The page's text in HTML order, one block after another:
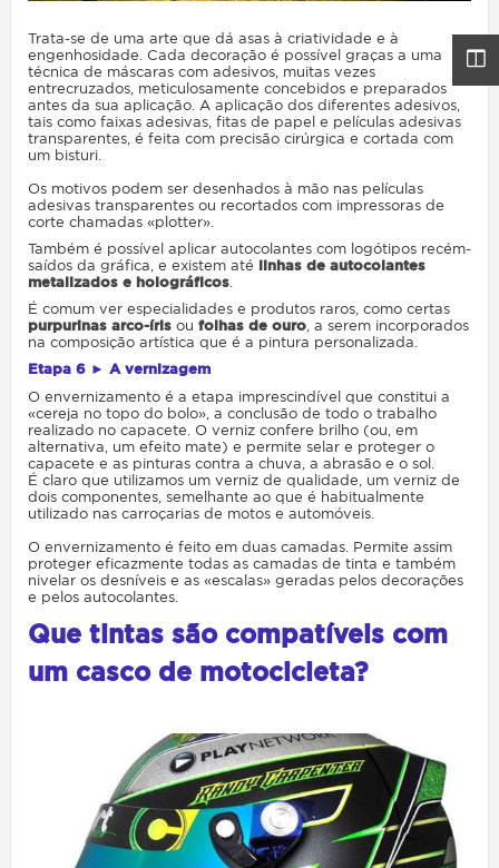
Trata-se de uma arte que dá asas à criatividade e à
engenhosidade. Cada decoração é possível graças a uma
técnica de máscaras com adesivos, muitas vezes
entrecruzados, meticulosamente concebidos e preparados
antes da sua aplicação. A aplicação dos diferentes adesivos,
tais como faixas adesivas, fitas de papel e películas adesivas
transparentes, é feita com precisão cirúrgica e cortada com
um bisturi.
Os motivos podem ser desenhados à mão nas películas
adesivas transparentes ou recortados com impressoras de
corte chamadas «plotter».
Também é possível aplicar autocolantes com logótipos recém-
saídos da gráfica, e existem até linhas de autocolantes
metalizados e holográficos.
É comum ver especialidades e produtos raros, como certas
purpurinas arco-íris ou folhas de ouro, a serem incorporados
na composição artística que é a pintura personalizada.
Etapa 6 ► A vernizagem
O envernizamento é a etapa imprescindível que constitui a
«cereja no topo do bolo», a conclusão de todo o trabalho
realizado no capacete. O verniz confere brilho (ou, em
alternativa, um efeito mate) e permite selar e proteger o
capacete e as pinturas contra a chuva, a abrasão e o sol.
É claro que utilizamos um verniz de qualidade, um verniz de
dois componentes, semelhante ao que é habitualmente
utilizado nas carroçarias de motos e automóveis.
O envernizamento é feito em duas camadas. Permite assim
proteger eficazmente todas as camadas de tinta e também
nivelar os desníveis e as «escalas» geradas pelos decorações
e pelos autocolantes.
Que tintas são compatíveis com
um casco de motocicleta?